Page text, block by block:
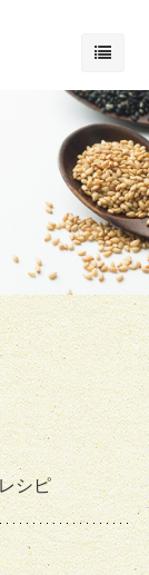
シピ